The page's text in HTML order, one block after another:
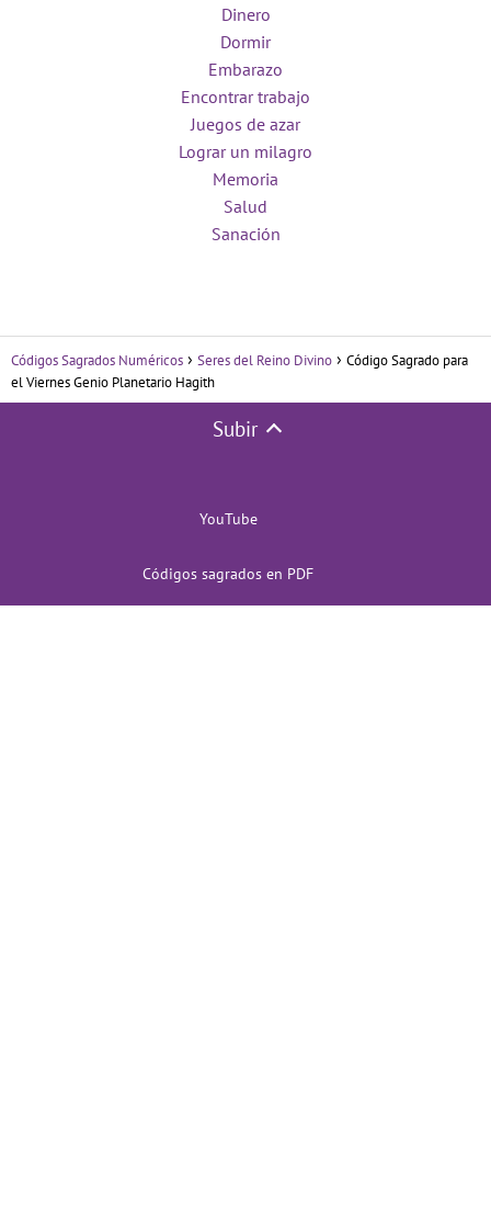
Dinero
Dormir
Embarazo
Encontrar trabajo
Juegos de azar
Lograr un milagro
Memoria
Salud
Sanación
Códigos Sagrados Numéricos Seres del Reino Divino
Código Sagrado para
el Viernes Genio Planetario Hagith
Subir
YouTube
Códigos sagrados en PDF